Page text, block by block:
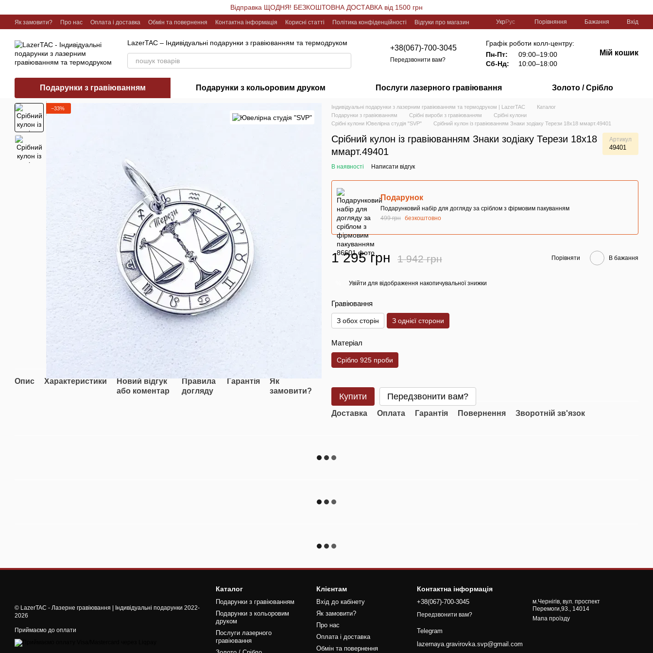
Відправка ЩОДНЯ! БЕЗКОШТОВНА ДОСТАВКА від 1500 грн
Як замовити? Про нас Оплата і доставка Обмін та повернення Контактна інформація Корисні статті Політика конфіденційності
Відгуки про магазин
УкрРус Порівняння Бажання Вхід
LazerTAC – Індивідуальні подарунки з гравіюванням та термодруком
+38(067)-700-3045
Передзвонити вам?
Графік роботи колл-центру:
Пн-Пт:
09:00–19:00
Сб-Нд:
10:00–18:00
Мій кошик
Подарунки з гравіюванням Подарунки з кольоровим друком Послуги лазерного гравіювання Золото / Срібло
−33%
Опис Характеристики
Новий відгук
або коментар
Правила
догляду
Гарантія
Як
замовити?
Індивідуальні подарунки з лазерним гравіюванням та термодруком | LazerTAC
Каталог
Подарунки з гравіюванням
Срібні вироби з гравіюванням
Срібні кулони
Срібні кулони Ювелірна студія "SVP"
Срібний кулон із гравіюванням Знаки зодіаку Терези 18х18 ммарт.49401
Срібний кулон із гравіюванням Знаки зодіаку Терези 18х18
ммарт.49401
Артикул
49401
В наявності Написати відгук
Подарунок
Подарунковий набір для догляду за сріблом з фірмовим пакуванням
499 грн безкоштовно
1 295 грн 1 942 грн Порівняти В бажання
Увійти для відображення накопичувальної знижки
Гравіювання
З обох сторін З однієї сторони
Матеріал
Срібло 925 проби
Купити Передзвонити вам?
Доставка Оплата Гарантія Повернення Зворотній зв'язок
© LazerTAC - Лазерне гравіювання | Індивідуальні подарунки 2022-
2026
Приймаємо до оплати
Каталог
Подарунки з гравіюванням
Подарунки з кольоровим
друком
Послуги лазерного
гравіювання
Клієнтам
Вхід до кабінету
Як замовити?
Про нас
Оплата і доставка
Обмін та повернення
Контактна інформація
+38(067)-700-3045
Передзвонити вам?
Telegram
lazernaya.gravirovka.svp@gmail.com
м.Чернігів, вул. проспект
Перемоги,93., 14014
Мапа проїзду